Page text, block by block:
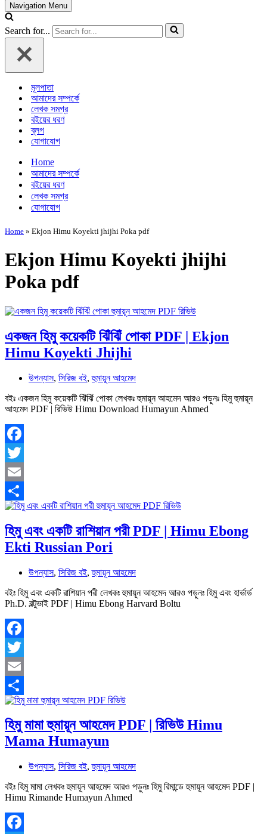
Navigation Menu
Search for...
মূলপাতা
আমাদের সম্পর্কে
লেখক সমগ্র
বইয়ের ধরণ
ব্লগ
যোগাযোগ
Home
আমাদের সম্পর্কে
বইয়ের ধরণ
লেখক সমগ্র
যোগাযোগ
Home » Ekjon Himu Koyekti jhijhi Poka pdf
Ekjon Himu Koyekti jhijhi
Poka pdf
একজন হিমু কয়েকটি ঝিঁঝিঁ পোকা PDF | Ekjon
Himu Koyekti Jhijhi
উপন্যাস, সিরিজ বই,হুমায়ূন আহমেদ
বইঃ একজন হিমু কয়েকটি ঝিঁঝিঁ পোকা লেখকঃ হুমায়ূন আহমেদ আরও পড়ুনঃ হিমু হুমায়ূন
আহমেদ PDF | রিভিউ Himu Download Humayun Ahmed
Facebook
Twitter
Email
Share
হিমু এবং একটি রাশিয়ান পরী PDF | Himu Ebong
Ekti Russian Pori
উপন্যাস, সিরিজ বই,হুমায়ূন আহমেদ
বইঃ হিমু এবং একটি রাশিয়ান পরী লেখকঃ হুমায়ূন আহমেদ আরও পড়ুনঃ হিমু এবং হার্ভার্ড
Ph.D. বল্টুভাই PDF | Himu Ebong Harvard Boltu
Facebook
Twitter
Email
Share
হিমু মামা হুমায়ূন আহমেদ PDF | রিভিউ Himu
Mama Humayun
উপন্যাস, সিরিজ বই,হুমায়ূন আহমেদ
বইঃ হিমু মামা লেখকঃ হুমায়ূন আহমেদ আরও পড়ুনঃ হিমু রিমান্ডে হুমায়ূন আহমেদ PDF |
Himu Rimande Humayun Ahmed